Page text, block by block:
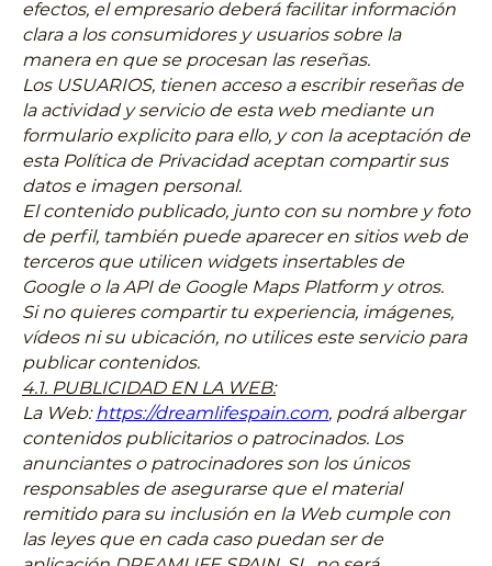
efectos, el empresario deberá facilitar información
clara a los consumidores y usuarios sobre la
manera en que se procesan las reseñas.
Los USUARIOS, tienen acceso a escribir reseñas de
la actividad y servicio de esta web mediante un
formulario explicito para ello, y con la aceptación de
esta Política de Privacidad aceptan compartir sus
datos e imagen personal.
El contenido publicado, junto con su nombre y foto
de perfil, también puede aparecer en sitios web de
terceros que utilicen widgets insertables de
Google o la API de Google Maps Platform y otros.
Si no quieres compartir tu experiencia, imágenes,
vídeos ni su ubicación, no utilices este servicio para
publicar contenidos.
4.1. PUBLICIDAD EN LA WEB:
La Web:https://dreamlifespain.com, podrá albergar
contenidos publicitarios o patrocinados. Los
anunciantes o patrocinadores son los únicos
responsables de asegurarse que el material
remitido para su inclusión en la Web cumple con
las leyes que en cada caso puedan ser de